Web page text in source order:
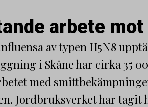
arbete
av typen H5N8
i Skåne har cirka 35
med
Jordbruksverket har